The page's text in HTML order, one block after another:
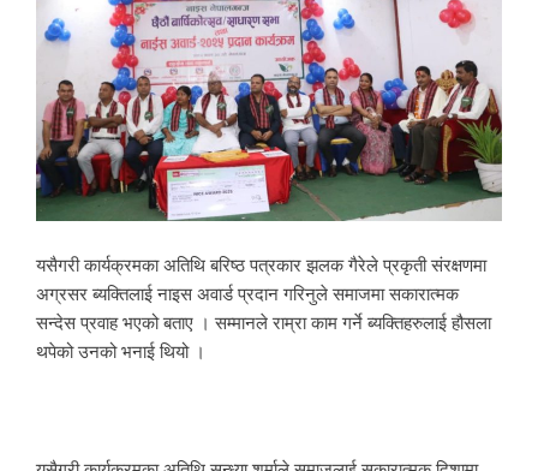
यसैगरी कार्यक्रमका अतिथि बरिष्ठ पत्रकार झलक गैरेले प्रकृती संरक्षणमा
अग्रसर ब्यक्तिलाई नाइस अवार्ड प्रदान गरिनुले समाजमा सकारात्मक
सन्देस प्रवाह भएको बताए । सम्मानले राम्रा काम गर्ने ब्यक्तिहरुलाई हौसला
थपेको उनको भनाई थियो ।